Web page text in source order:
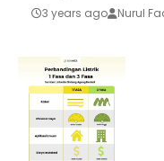
3 years ago Nurul